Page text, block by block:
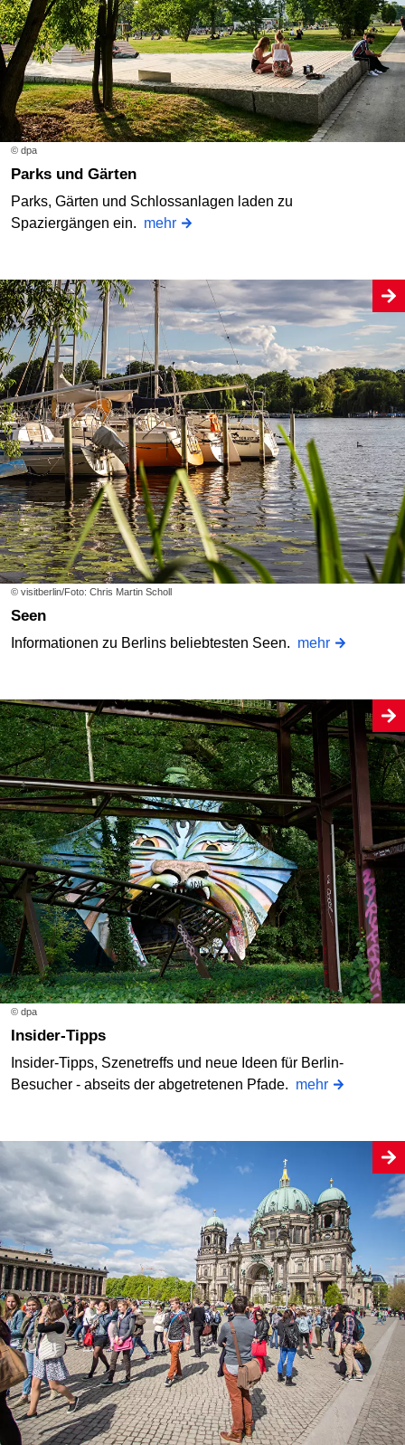
© dpa
Parks und Gärten
Parks, Gärten und Schlossanlagen laden zu
Spaziergängen ein. mehr
© visitberlin/Foto: Chris Martin Scholl
Seen
Informationen zu Berlins beliebtesten Seen. mehr
© dpa
Insider-Tipps
Insider-Tipps, Szenetreffs und neue Ideen für Berlin-
Besucher - abseits der abgetretenen Pfade. mehr